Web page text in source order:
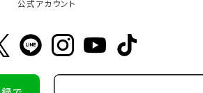
公式アカウント